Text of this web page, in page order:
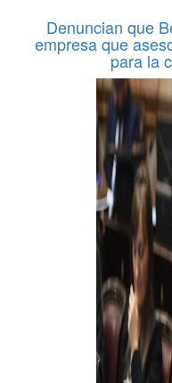
Denuncian que
empresa que
para la